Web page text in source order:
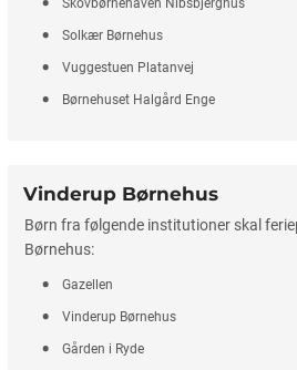
Skovbørnehaven Nibsbjerghus
Solkær Børnehus
Vuggestuen Platanvej
Børnehuset Halgård Enge
Vinderup Børnehus
Børn fra følgende institutioner skal
Børnehus:
Gazellen
Vinderup Børnehus
Gården i Ryde